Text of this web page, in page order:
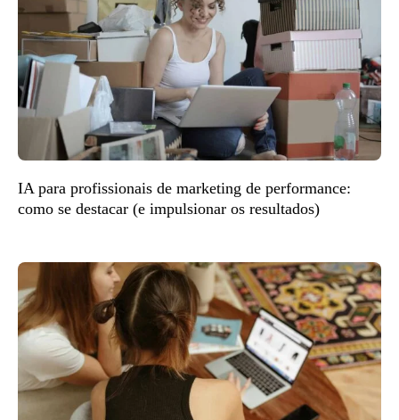
IA para profissionais de marketing de performance:
como se destacar (e impulsionar os resultados)